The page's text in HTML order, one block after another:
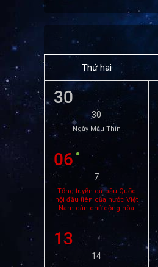
Thứ hai
30
30
Ngày Mậu Thìn
06
7
Tổng tuyển cử bầu Quốc
hội đầu tiên của nước Việt
Nam dân chủ cộng hòa
13
14